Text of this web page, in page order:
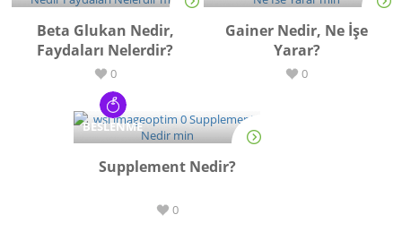
Beta Glukan Nedir,
Faydaları Nelerdir?
0
Gainer Nedir, Ne İşe
Yarar?
0
BESLENME
Supplement Nedir?
0